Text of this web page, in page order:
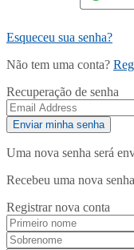
Esqueceu sua senha?
Não tem uma conta?
Recuperação de senha
Uma nova senha será
Recebeu uma nova
Registrar nova conta